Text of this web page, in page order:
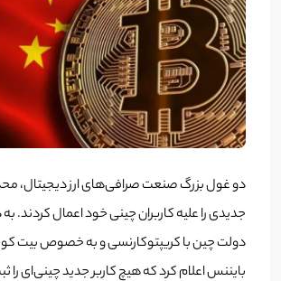
دو غول بزرگ صنعت صرافی‌های ارز دیجیتال،
جدیدی را علیه کاربران چینی خود اعمال کردند. به
دولت چین با کریپتوکارنسی و به خصوص بیت
بایننس اعلام کرد که هیچ کاربر جدید چینی‌ای را